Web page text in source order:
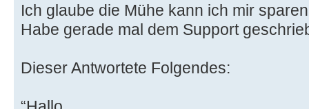
Ich glaube die Mühe kann ich mir
Habe gerade mal dem Support
Dieser Antwortete Folgendes: